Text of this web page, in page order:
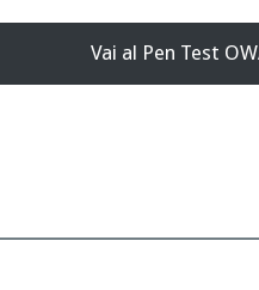
Vai al Pen Test